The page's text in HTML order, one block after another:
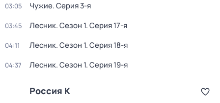
03:05 Чужие. Серия 3-я
03:45 Лесник. Сезон 1. Серия 17-я
04:11 Лесник. Сезон 1. Серия 18-я
04:37 Лесник. Сезон 1. Серия 19-я
Россия К